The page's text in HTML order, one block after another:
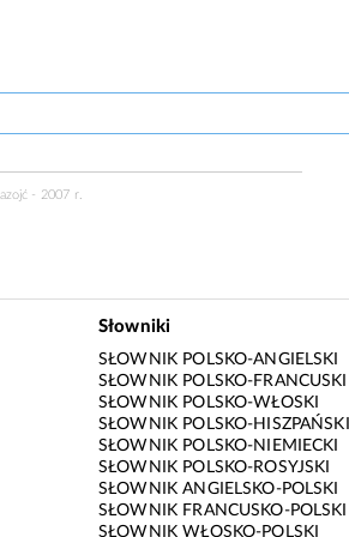
- 2007 r.
Słowniki
SŁOWNIK POLSKO-ANGIELSKI
SŁOWNIK POLSKO-FRANCUSKI
SŁOWNIK POLSKO-WŁOSKI
SŁOWNIK POLSKO-HISZPAŃSKI
SŁOWNIK POLSKO-NIEMIECKI
SŁOWNIK POLSKO-ROSYJSKI
SŁOWNIK ANGIELSKO-POLSKI
SŁOWNIK FRANCUSKO-POLSKI
SŁOWNIK WŁOSKO-POLSKI